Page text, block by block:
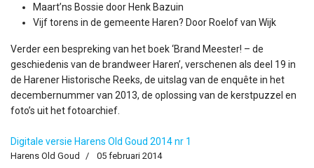
Maart’ns Bossie door Henk Bazuin
Vijf torens in de gemeente Haren? Door Roelof van Wijk
Verder een bespreking van het boek ‘Brand Meester! – de
geschiedenis van de brandweer Haren’, verschenen als deel 19 in
de Harener Historische Reeks, de uitslag van de enquête in het
decembernummer van 2013, de oplossing van de kerstpuzzel en
foto’s uit het fotoarchief.
Digitale versie Harens Old Goud 2014 nr 1
Harens Old Goud 05 februari 2014